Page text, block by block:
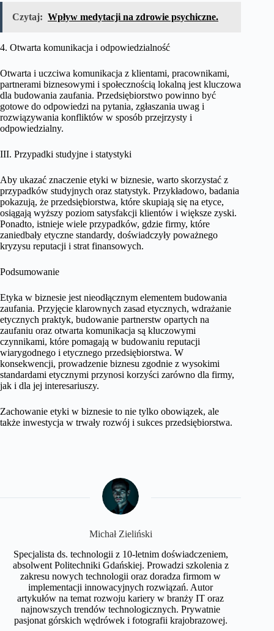
Czytaj: Wpływ medytacji na zdrowie psychiczne.
4. Otwarta komunikacja i odpowiedzialność
Otwarta i uczciwa komunikacja z klientami, pracownikami,
partnerami biznesowymi i społecznością lokalną jest kluczowa
dla budowania zaufania. Przedsiębiorstwo powinno być
gotowe do odpowiedzi na pytania, zgłaszania uwag i
rozwiązywania konfliktów w sposób przejrzysty i
odpowiedzialny.
III. Przypadki studyjne i statystyki
Aby ukazać znaczenie etyki w biznesie, warto skorzystać z
przypadków studyjnych oraz statystyk. Przykładowo, badania
pokazują, że przedsiębiorstwa, które skupiają się na etyce,
osiągają wyższy poziom satysfakcji klientów i większe zyski.
Ponadto, istnieje wiele przypadków, gdzie firmy, które
zaniedbały etyczne standardy, doświadczyły poważnego
kryzysu reputacji i strat finansowych.
Podsumowanie
Etyka w biznesie jest nieodłącznym elementem budowania
zaufania. Przyjęcie klarownych zasad etycznych, wdrażanie
etycznych praktyk, budowanie partnerstw opartych na
zaufaniu oraz otwarta komunikacja są kluczowymi
czynnikami, które pomagają w budowaniu reputacji
wiarygodnego i etycznego przedsiębiorstwa. W
konsekwencji, prowadzenie biznesu zgodnie z wysokimi
standardami etycznymi przynosi korzyści zarówno dla firmy,
jak i dla jej interesariuszy.
Zachowanie etyki w biznesie to nie tylko obowiązek, ale
także inwestycja w trwały rozwój i sukces przedsiębiorstwa.
Michał Zieliński
Specjalista ds. technologii z 10-letnim doświadczeniem,
absolwent Politechniki Gdańskiej. Prowadzi szkolenia z
zakresu nowych technologii oraz doradza firmom w
implementacji innowacyjnych rozwiązań. Autor
artykułów na temat rozwoju kariery w branży IT oraz
najnowszych trendów technologicznych. Prywatnie
pasjonat górskich wędrówek i fotografii krajobrazowej.